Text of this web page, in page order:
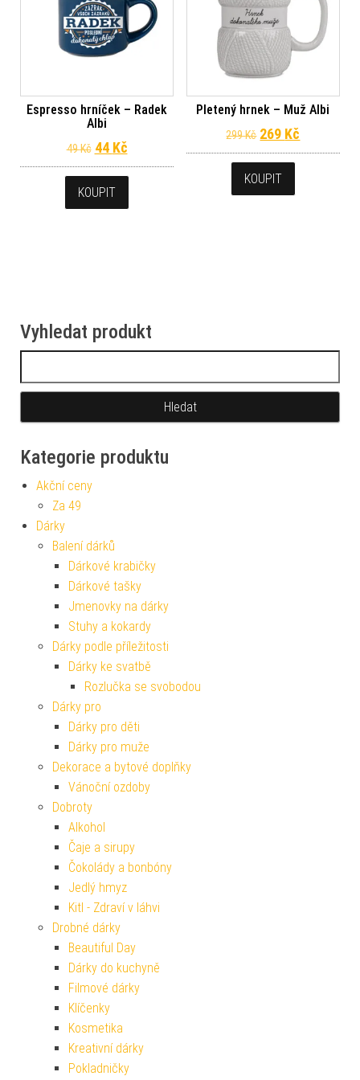
Espresso hrníček – Radek
Albi
49Kč Původní cena byla: 49 Kč.
44 KčAktuální cena je: 44 Kč.
KOUPIT
Pletený hrnek – Muž Albi
299Kč Původní cena
269 Kč
KOUPIT
Vyhledat produkt
Kategorie produktu
Akční ceny
Za 49
Dárky
Balení dárků
Dárkové krabičky
Dárkové tašky
Jmenovky na dárky
Stuhy a kokardy
Dárky podle příležitosti
Dárky ke svatbě
Rozlučka se svobodou
Dárky pro
Dárky pro děti
Dárky pro muže
Dekorace a bytové doplňky
Vánoční ozdoby
Dobroty
Alkohol
Čaje a sirupy
Čokolády a bonbóny
Jedlý hmyz
Kitl - Zdraví v láhvi
Drobné dárky
Beautiful Day
Dárky do kuchyně
Filmové dárky
Klíčenky
Kosmetika
Kreativní dárky
Pokladničky